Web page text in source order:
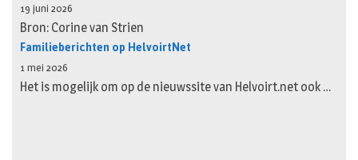
19 juni 2026
Bron: Corine van Strien
Familieberichten op HelvoirtNet
1 mei 2026
Het is mogelijk om op de nieuwssite van Helvoirt.net ook …